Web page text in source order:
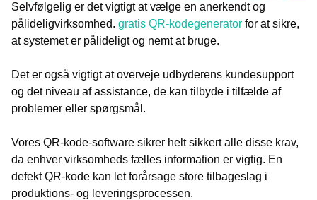
Selvfølgelig er det vigtigt at vælge en anerkendt og
pålideligvirksomhed. gratis QR-kodegenerator for at sikre,
at systemet er pålideligt og nemt at bruge.
Det er også vigtigt at overveje udbyderens kundesupport
og det niveau af assistance, de kan tilbyde i tilfælde af
problemer eller spørgsmål.
Vores QR-kode-software sikrer helt sikkert alle disse krav,
da enhver virksomheds fælles information er vigtig. En
defekt QR-kode kan let forårsage store tilbageslag i
produktions- og leveringsprocessen.